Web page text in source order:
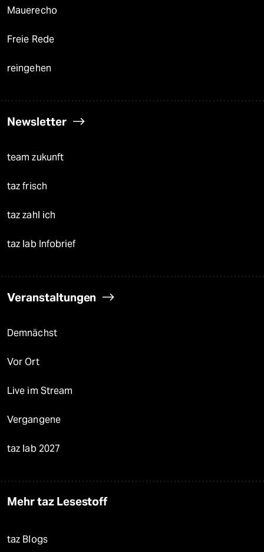
Mauerecho
Freie Rede
reingehen
Newsletter
team zukunft
taz frisch
taz zahl ich
taz lab Infobrief
Veranstaltungen
Demnächst
Vor Ort
Live im Stream
Vergangene
taz lab 2027
Mehr taz Lesestoff
taz Blogs